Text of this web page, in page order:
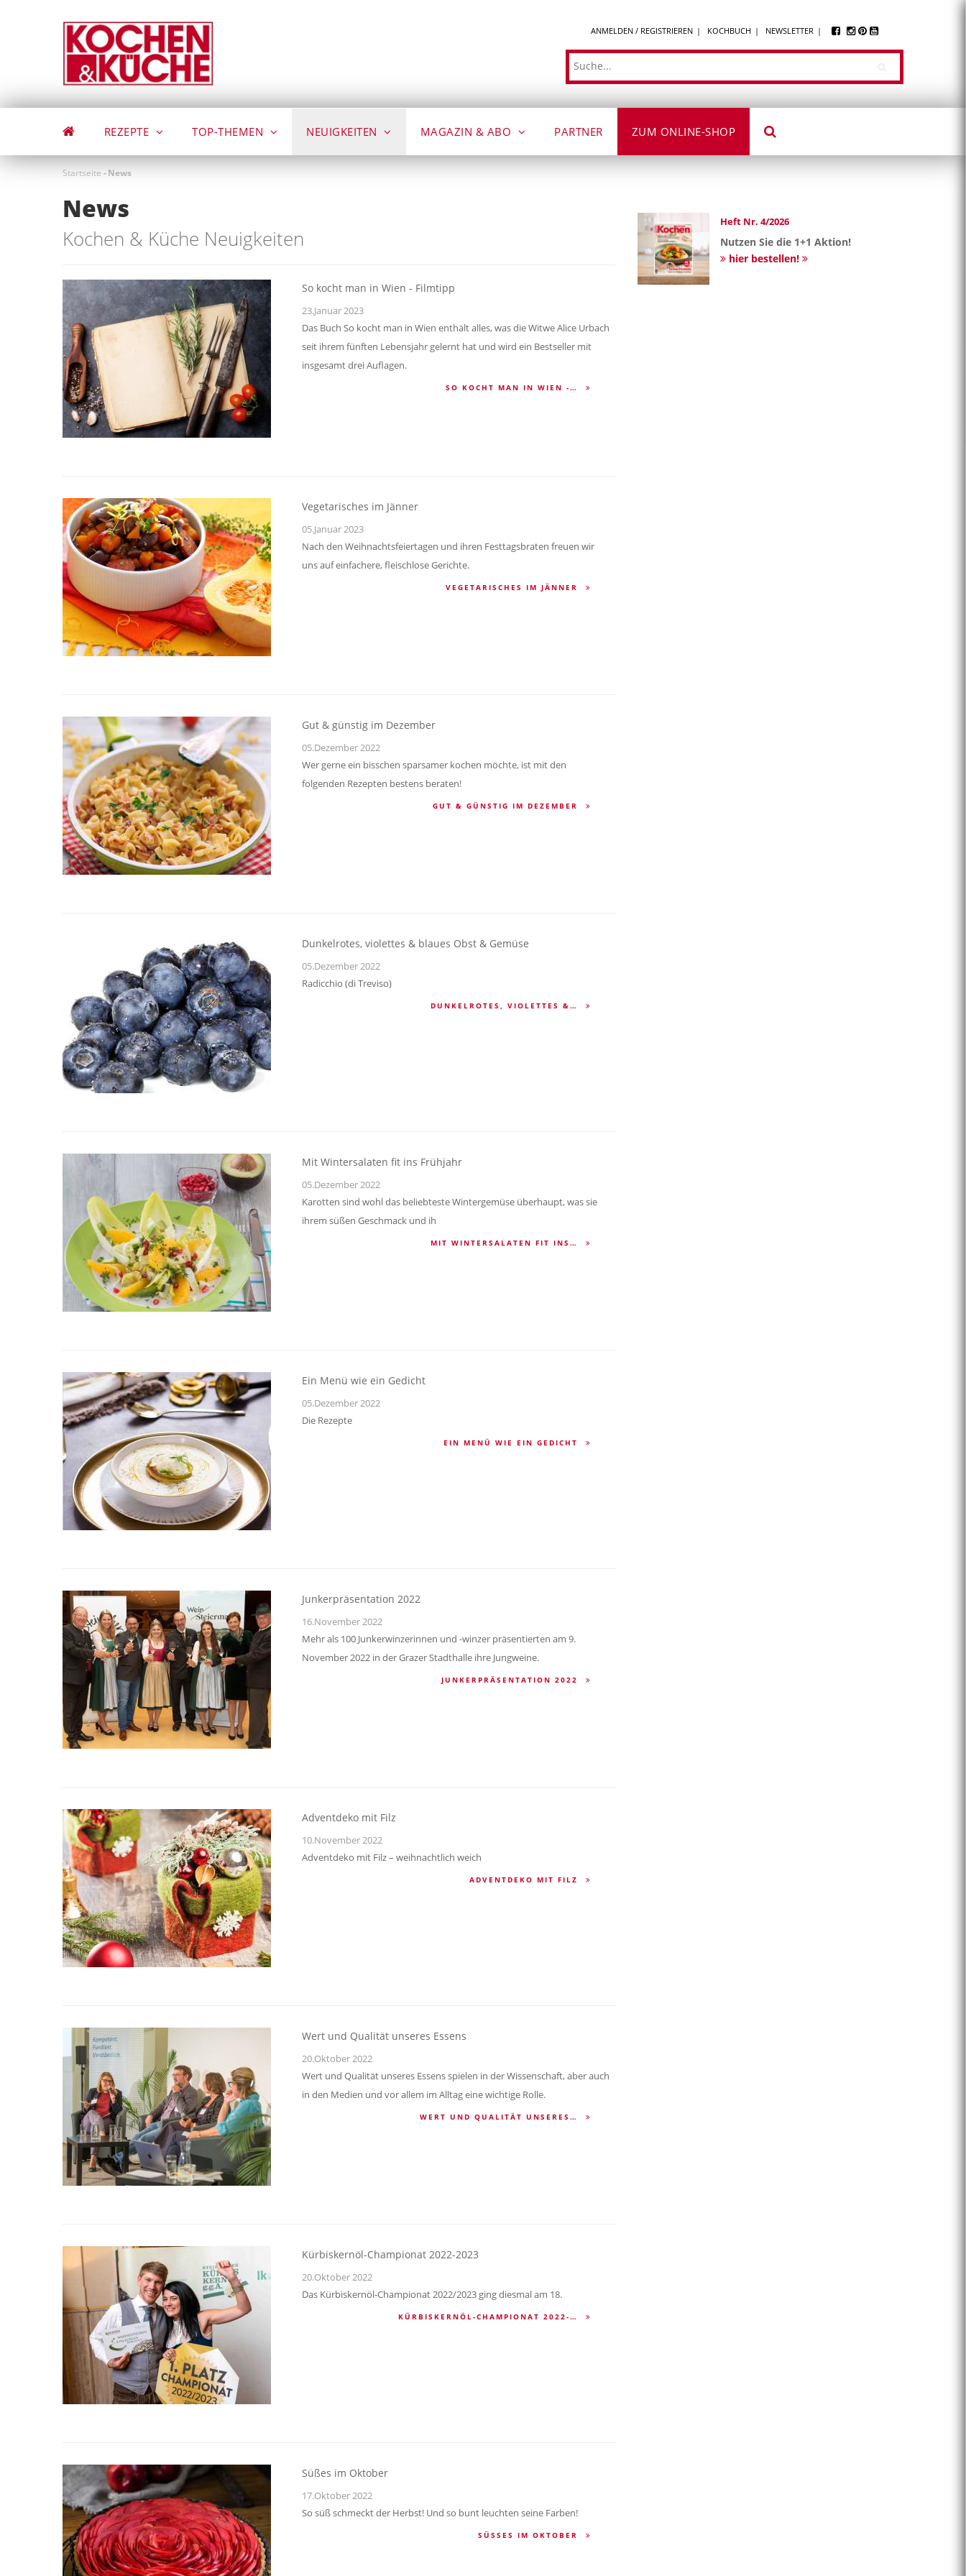
ANMELDEN / REGISTRIEREN KOCHBUCH NEWSLETTER
Suche
REZEPTE TOP-THEMEN NEUIGKEITEN MAGAZIN & ABO PARTNER ZUM ONLINE-SHOP
Startseite -News
News
Kochen & Küche Neuigkeiten
So kocht man in Wien - Filmtipp
23.Januar 2023
Das Buch So kocht man in Wien enthält alles, was die Witwe Alice Urbach
seit ihrem fünften Lebensjahr gelernt hat und wird ein Bestseller mit
insgesamt drei Auflagen.
SO KOCHT MAN IN WIEN -…
Vegetarisches im Jänner
05.Januar 2023
Nach den Weihnachtsfeiertagen und ihren Festtagsbraten freuen wir
uns auf einfachere, fleischlose Gerichte.
VEGETARISCHES IM JÄNNER
Gut & günstig im Dezember
05.Dezember 2022
Wer gerne ein bisschen sparsamer kochen möchte, ist mit den
folgenden Rezepten bestens beraten!
GUT & GÜNSTIG IM DEZEMBER
Dunkelrotes, violettes & blaues Obst & Gemüse
05.Dezember 2022
Radicchio (di Treviso)
DUNKELROTES, VIOLETTES &…
Mit Wintersalaten fit ins Frühjahr
05.Dezember 2022
Karotten sind wohl das beliebteste Wintergemüse überhaupt, was sie
ihrem süßen Geschmack und ih
MIT WINTERSALATEN FIT INS…
Ein Menü wie ein Gedicht
05.Dezember 2022
Die Rezepte
EIN MENÜ WIE EIN GEDICHT
Junkerpräsentation 2022
16.November 2022
Mehr als 100 Junkerwinzerinnen und -winzer präsentierten am 9.
November 2022 in der Grazer Stadthalle ihre Jungweine.
JUNKERPRÄSENTATION 2022
Adventdeko mit Filz
10.November 2022
Adventdeko mit Filz – weihnachtlich weich
ADVENTDEKO MIT FILZ
Wert und Qualität unseres Essens
20.Oktober 2022
Wert und Qualität unseres Essens spielen in der Wissenschaft, aber auch
in den Medien und vor allem im Alltag eine wichtige Rolle.
WERT UND QUALITÄT UNSERES…
Kürbiskernöl-Championat 2022-2023
20.Oktober 2022
Das Kürbiskernöl-Championat 2022/2023 ging diesmal am 18.
KÜRBISKERNÖL-CHAMPIONAT 2022-…
Süßes im Oktober
17.Oktober 2022
So süß schmeckt der Herbst! Und so bunt leuchten seine Farben!
SÜSSES IM OKTOBER
Heft Nr. 4/2026
Nutzen Sie die 1+1 Aktion!
hier bestellen!